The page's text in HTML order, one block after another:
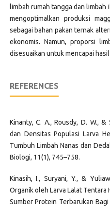
limbah rumah tangga dan
mengoptimalkan produksi
sebagai bahan pakan ternak
ekonomis. Namun, proporsi
disesuaikan untuk mencapai
REFERENCES
Kinanty, C. A., Rousdy, D. W., &
dan Densitas Populasi Larva
Tumbuh Limbah Nanas dan
Biologi, 11(1), 745–758.
Kinasih, I., Suryani, Y., &
Organik oleh Larva Lalat Tentara
Sumber Protein Terbarukan